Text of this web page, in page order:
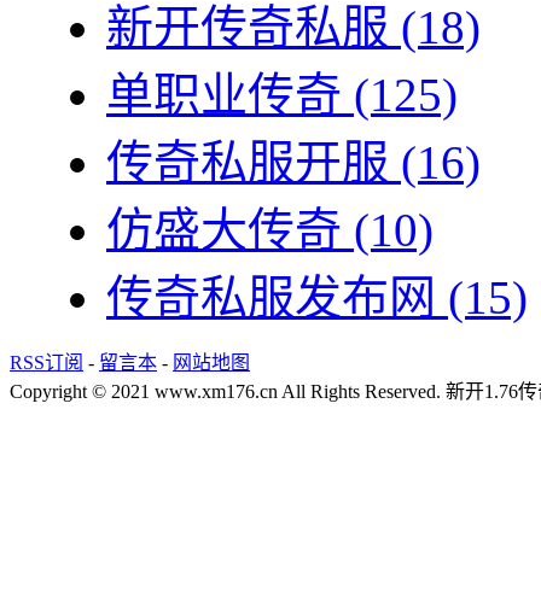
新开传奇私服 (18)
单职业传奇 (125)
传奇私服开服 (16)
仿盛大传奇 (10)
传奇私服发布网 (15)
RSS订阅 - 留言本 - 网站地图
Copyright © 2021 www.xm176.cn All Rights Reserved. 新开1.76